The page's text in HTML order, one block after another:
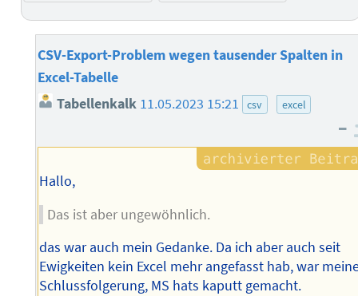
CSV-Export-Problem wegen tausender Spalten in
Excel-Tabelle
Tabellenkalk 11.05.2023 15:21 csv excel
–
Hallo,
Das ist aber ungewöhnlich.
das war auch mein Gedanke. Da ich aber auch seit
Ewigkeiten kein Excel mehr angefasst hab, war
Schlussfolgerung, MS hats kaputt gemacht.